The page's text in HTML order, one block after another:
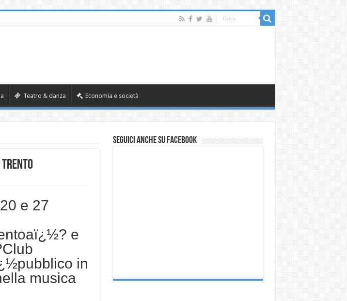
Teatro & danza Economia e società
Trento
e 27
e
in
musica
Seguici anche su Facebook